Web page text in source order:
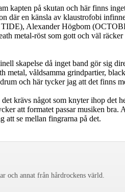
kapten på skutan och här finns
där en känsla av klaustrofobi
Alexander Högbom
metal-röst som gott och väl
skapelse då inget band gör sig
metal, våldsamma grindpartier,
och här tycker jag att det finns
krävs något som knyter ihop det
att formatet passar musiken
att se mellan fingrarna på det.
och annat från hårdrockens värld.